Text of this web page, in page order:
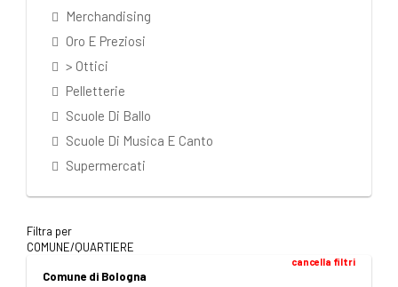
Merchandising
Oro E Preziosi
> Ottici
Pelletterie
Scuole Di Ballo
Scuole Di Musica E Canto
Supermercati
Filtra per
COMUNE/QUARTIERE
cancella filtri
Comune di Bologna